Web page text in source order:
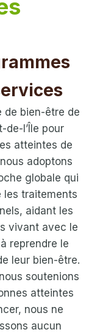
de bien-être de
de-l’Île pour
atteintes de
adoptons
globale qui
les traitements
aidant les
vivant avec le
reprendre le
leur bien-être.
soutenions
atteintes
nous ne
aucun